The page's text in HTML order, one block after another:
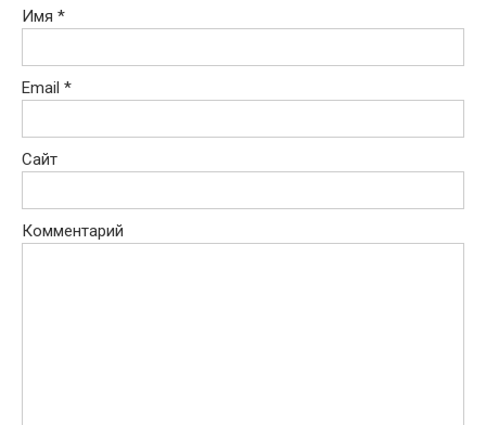
Имя *
Email *
Сайт
Комментарий